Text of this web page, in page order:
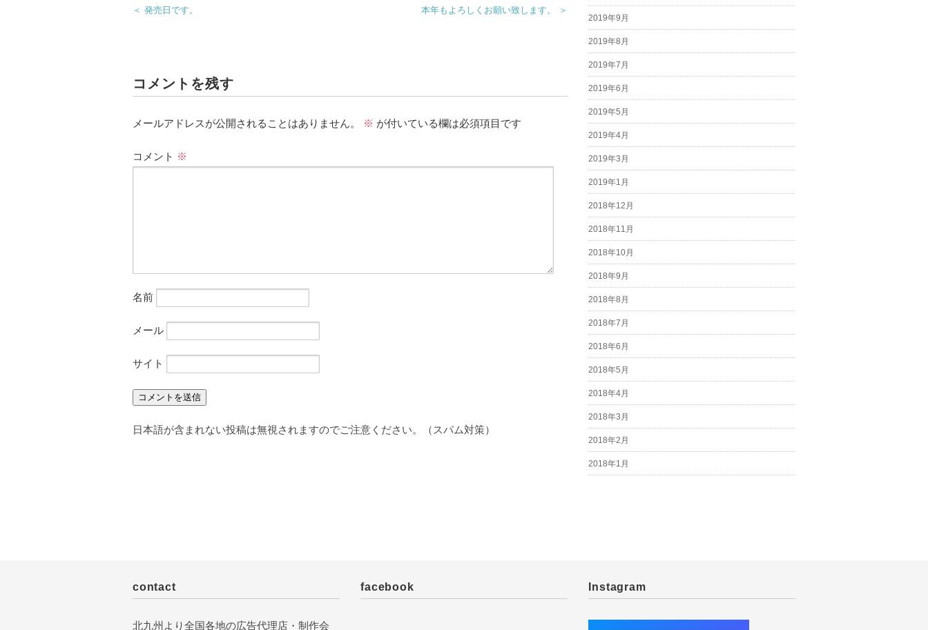
＜ 発売日です。 本年もよろしくお願い致します。 ＞
コメントを残す
メールアドレスが公開されることはありません。 ※ が付いている欄は必須項目です
コメント ※
名前
メール
サイト
日本語が含まれない投稿は無視されますのでご注意ください。（スパム対策）
2019年9月
2019年8月
2019年7月
2019年6月
2019年5月
2019年4月
2019年3月
2019年1月
2018年12月
2018年11月
2018年10月
2018年9月
2018年8月
2018年7月
2018年6月
2018年5月
2018年4月
2018年3月
2018年2月
2018年1月
contact
北九州より全国各地の広告代理店・制作会
facebook Instagram